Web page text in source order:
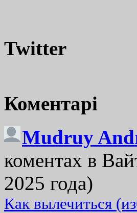
Twitter
Коментарі
Mudruy
коментах в
2025 года)
Как вылечиться